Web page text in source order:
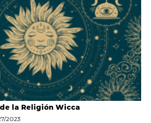
la Religión Wicca
2023